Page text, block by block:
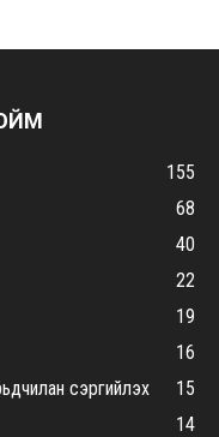
155
68
40
22
19
16
сэргийлэх
15
14